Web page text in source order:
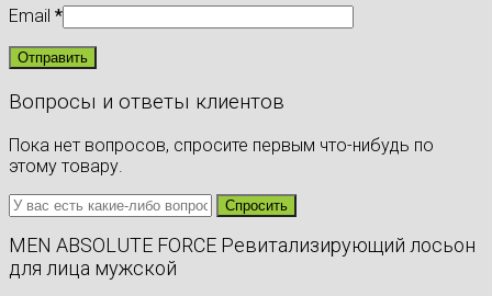
Email *
Вопросы и ответы клиентов
Пока нет вопросов, спросите первым что-нибудь по
этому товару.
MEN ABSOLUTE FORCE Ревитализирующий лосьон
для лица мужской